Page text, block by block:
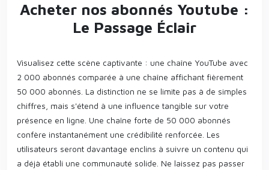
Acheter nos abonnés Youtube :
Le Passage Éclair
Visualisez cette scène captivante : une chaîne YouTube avec
2 000 abonnés comparée à une chaîne affichant fièrement
50 000 abonnés. La distinction ne se limite pas à de simples
chiffres, mais s'étend à une influence tangible sur votre
présence en ligne. Une chaîne forte de 50 000 abonnés
confère instantanément une crédibilité renforcée. Les
utilisateurs seront davantage enclins à suivre un contenu qui
a déjà établi une communauté solide. Ne laissez pas passer